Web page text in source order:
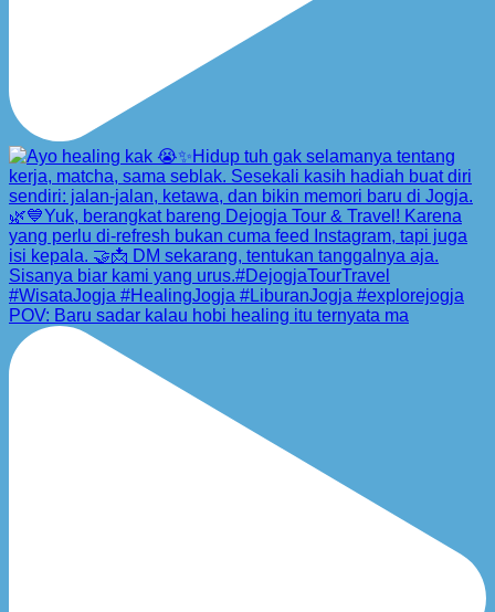
POV: Baru sadar kalau hobi healing itu ternyata ma